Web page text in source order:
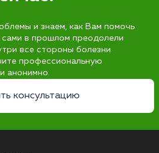
и знаем, как Вам помочь.
в прошлом преодолели
все стороны болезни.
профессиональную
анонимно.
консультацию